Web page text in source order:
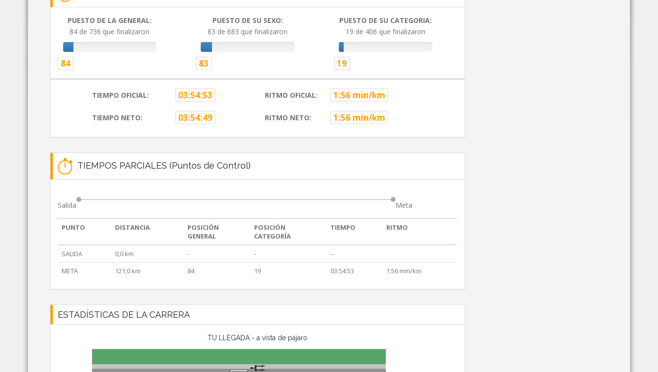
PUESTO DE LA GENERAL:
84 de 736 que finalizaron
84
PUESTO DE SU SEXO:
83 de 683 que finalizaron
83
PUESTO DE SU CATEGORIA:
19 de 406 que finalizaron
19
TIEMPO OFICIAL: 03:54:53 RITMO OFICIAL: 1:56 min/km
TIEMPO NETO: 03:54:49 RITMO NETO: 1:56 min/km
TIEMPOS PARCIALES (Puntos de Control)
Salida Meta
PUNTO DISTANCIA
POSICIÓN
GENERAL
POSICIÓN
CATEGORÍA
TIEMPO RITMO
SALIDA 0,0 km - -
--
META
121,0 km 84 19 03:54:53 1:56 min/km
ESTADÍSTICAS DE LA CARRERA
TU LLEGADA - a vista de pájaro